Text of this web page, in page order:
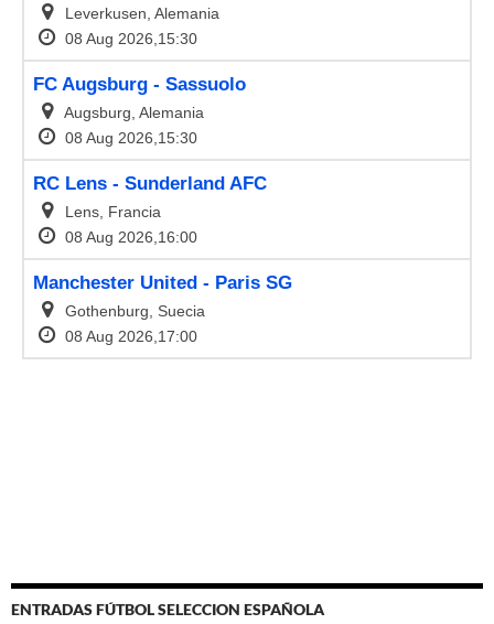
ENTRADAS FÚTBOL SELECCION ESPAÑOLA